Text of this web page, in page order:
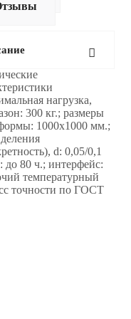
нагрузка,
300 кг.; размеры
1000х1000 мм.;
d: 0,05/0,1
до 80 ч.; интерфейс:
температурный
точности по ГОСТ